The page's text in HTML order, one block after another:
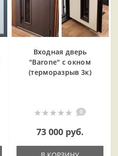
Входная дверь
"Barone" с окном
(терморазрыв 3к)
0
73 000 руб.